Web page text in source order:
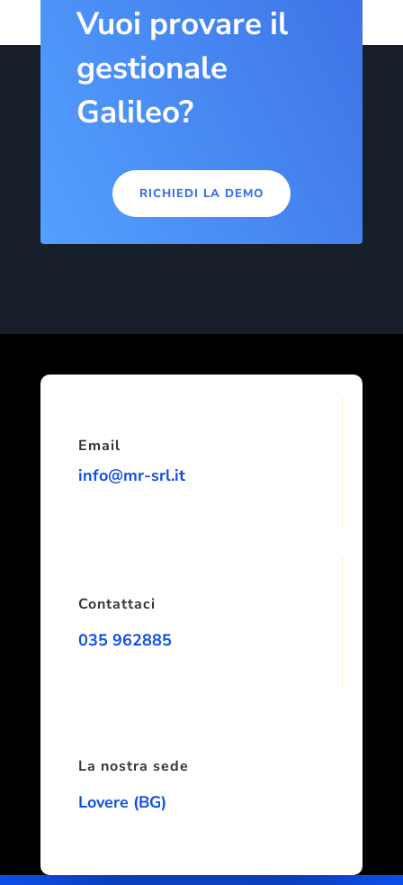
Vuoi provare il
gestionale
Galileo?
RICHIEDI LA DEMO
Email
info@mr-srl.it
Contattaci
035 962885
La nostra sede
Lovere (BG)